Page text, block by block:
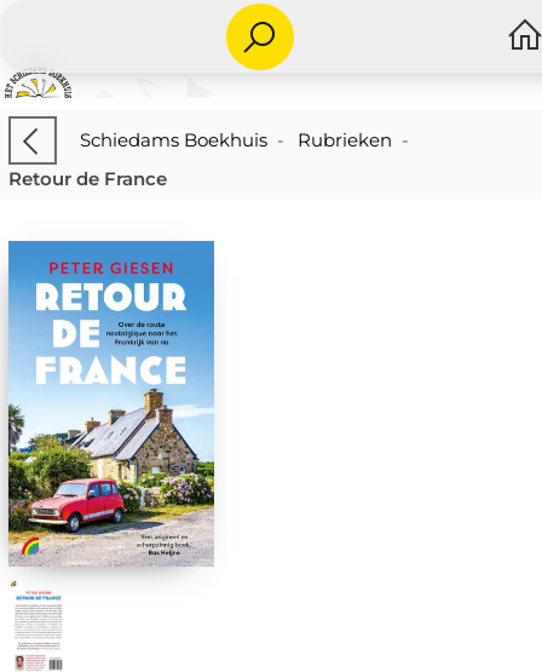
Schiedams Boekhuis- Rubrieken -
Retour de France